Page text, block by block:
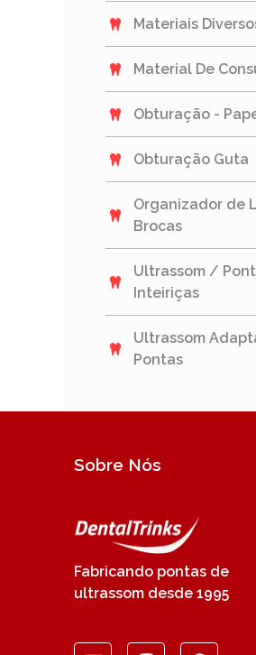
Materiais
Material De
Obturação -
Obturação Guta
Organizador de
Brocas
Ultrassom /
Inteiriças
Ultrassom
Pontas
Sobre Nós
Fabricando pontas de
ultrassom desde 1995